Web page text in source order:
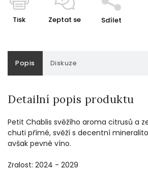
Tisk Zeptat se Sdílet
Popis Diskuze
Detailní popis produktu
Petit Chablis svěžího aroma citrusů a
chuti přímé, svěží s decentní
avšak pevné víno.
Zralost: 2024 - 2029